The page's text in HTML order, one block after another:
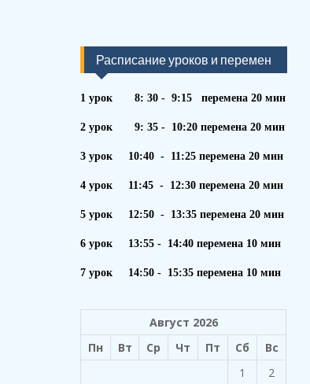
Расписание уроков и перемен
1 урок 8: 30 - 9:15 перемена 20 мин
2 урок 9: 35 - 10:20 перемена 20 мин
3 урок 10:40 - 11:25 перемена 20 мин
4 урок 11:45 - 12:30 перемена 20 мин
5 урок 12:50 - 13:35 перемена 20 мин
6 урок 13:55 - 14:40 перемена 10 мин
7 урок 14:50 - 15:35 перемена 10 мин
Август 2026
Пн
Вт Ср Чт Пт Сб
Вс
1
2